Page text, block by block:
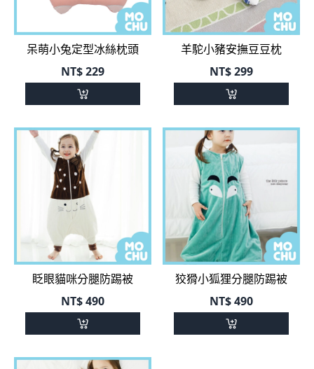
呆萌小兔定型冰絲枕頭
NT$229
羊駝小豬安撫豆豆枕
NT$299
眨眼貓咪分腿防踢被
NT$490
狡猾小狐狸分腿防踢被
NT$490